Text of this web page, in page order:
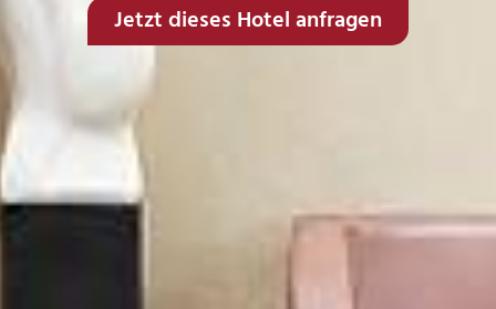
Jetzt dieses Hotel anfragen